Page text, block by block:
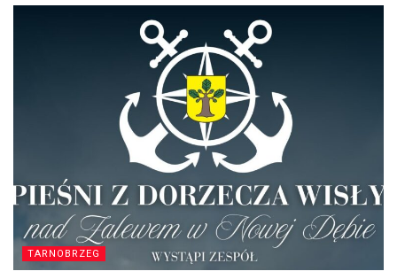
TARNOBRZEG